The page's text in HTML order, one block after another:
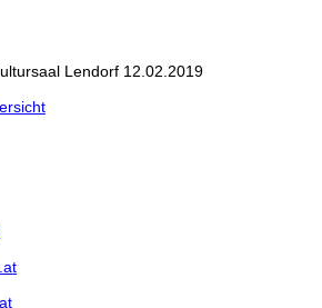
Lendorf 12.02.2019